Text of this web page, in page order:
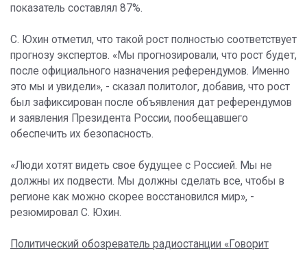
показатель составлял 87%.
С. Юхин отметил, что такой рост полностью соответствует
прогнозу экспертов. «Мы прогнозировали, что рост будет,
после официального назначения референдумов. Именно
это мы и увидели», - сказал политолог, добавив, что рост
был зафиксирован после объявления дат референдумов
и заявления Президента России, пообещавшего
обеспечить их безопасность.
«Люди хотят видеть свое будущее с Россией. Мы не
должны их подвести. Мы должны сделать все, чтобы в
регионе как можно скорее восстановился мир», -
резюмировал С. Юхин.
Политический обозреватель радиостанции «Говорит